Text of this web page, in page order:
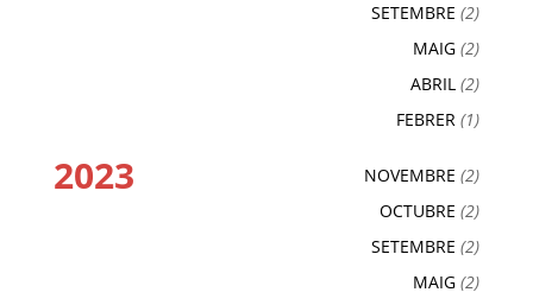
SETEMBRE (2)
MAIG (2)
ABRIL (2)
FEBRER (1)
2023 NOVEMBRE (2)
OCTUBRE (2)
SETEMBRE (2)
MAIG (2)